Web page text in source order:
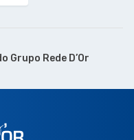
Grupo Rede D’Or